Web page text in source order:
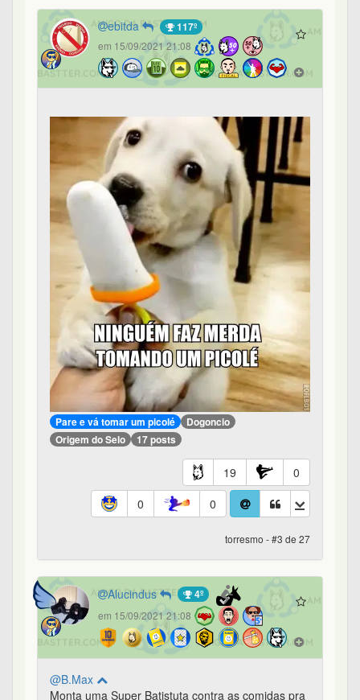
ebitda 117º
em 15/09/2021 21:08
Pare e vá tomar um picolé
Dogoncio
Origem do Selo
17 posts
19
0
0
0
torresmo - #3 de 27
Alucindus 4º
em 15/09/2021 21:08
@B.Max
Monta uma Super Batistuta contra as comidas pra